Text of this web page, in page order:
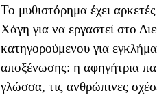
Το μυθιστόρημα έχει
Χάγη για να εργαστεί στο
κατηγορούμενου για
αποξένωσης: η αφηγήτρια
γλώσσα, τις ανθρώπινες